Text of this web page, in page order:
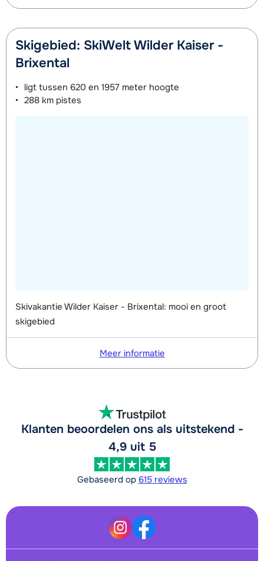
Skigebied: SkiWelt Wilder Kaiser -
Brixental
ligt tussen 620 en 1957 meter hoogte
288 km pistes
Skivakantie Wilder Kaiser - Brixental: mooi en groot
skigebied
Meer informatie
Klanten beoordelen ons als uitstekend -
4,9 uit 5
Gebaseerd op 615 reviews